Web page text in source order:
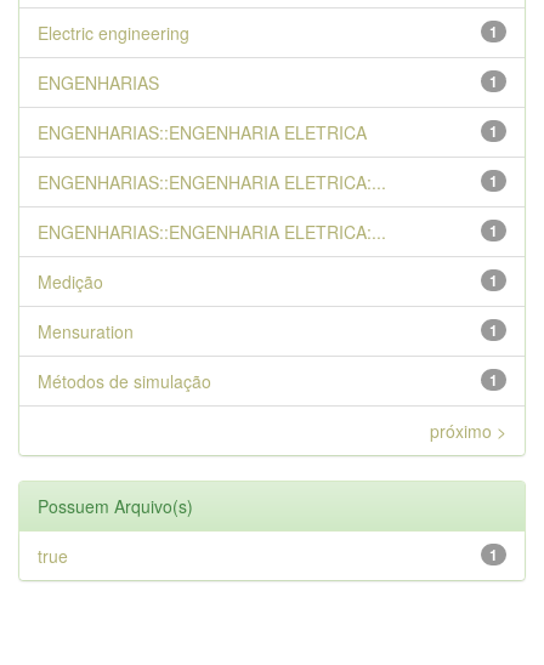
1
Electric engineering
1
ENGENHARIAS
1
ENGENHARIAS::ENGENHARIA ELETRICA
1
ENGENHARIAS::ENGENHARIA ELETRICA:...
1
ENGENHARIAS::ENGENHARIA ELETRICA:...
1
Medição
1
Mensuration
1
Métodos de simulação
próximo >
Possuem Arquivo(s)
1
true